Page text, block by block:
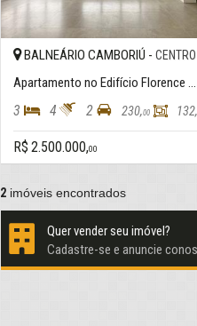
BALNEÁRIO CAMBORIÚ - CENTRO
Apartamento no Edifício Florence Garden
3 4 2 230,00 132,
R$ 2.500.000,00
2imóveis encontrados
Quer vender seu imóvel?
Cadastre-se e anuncie